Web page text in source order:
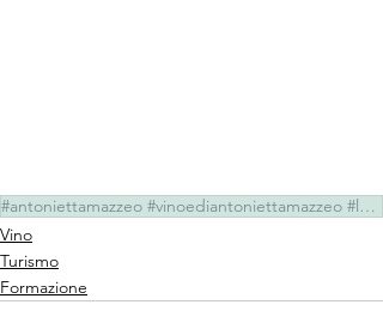
#antoniettamazzeo #vinoediantoniettamazzeo #ledonnedelvino #donnedelvino #womenofwine #donnevinocul
Vino
Turismo
Formazione